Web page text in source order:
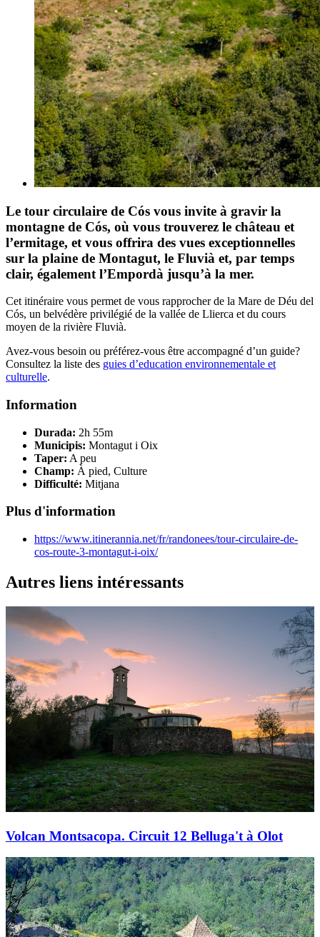
Le tour circulaire de Cós vous invite à gravir la
montagne de Cós, où vous trouverez le château et
l’ermitage, et vous offrira des vues exceptionnelles
sur la plaine de Montagut, le Fluvià et, par temps
clair, également l’Empordà jusqu’à la mer.
Cet itinéraire vous permet de vous rapprocher de la Mare de Déu del
Cós, un belvédère privilégié de la vallée de Llierca et du cours
moyen de la rivière Fluvià.
Avez-vous besoin ou préférez-vous être accompagné d’un guide?
Consultez la liste des guies d’education environnementale et
culturelle.
Information
Durada: 2h 55m
Municipis: Montagut i Oix
Taper: A peu
Champ: À pied, Culture
Difficulté: Mitjana
Plus d'information
https://www.itinerannia.net/fr/randonees/tour-circulaire-de-
cos-route-3-montagut-i-oix/
Autres liens intéressants
Volcan Montsacopa. Circuit 12 Belluga't à Olot